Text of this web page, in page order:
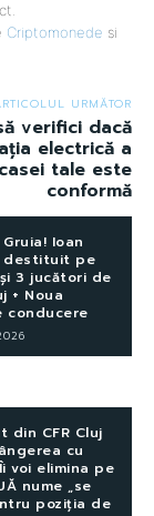
Criptomonede si
URMĂTOR
verifici dacă
electrică a
casei tale este
conformă
Ioan
destituit pe
3 jucători de
+ Noua
conducere
din CFR Cluj
cu
voi elimina pe
nume „se
poziția de